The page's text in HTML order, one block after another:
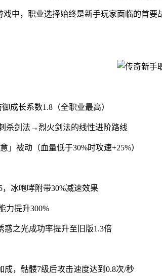
中，职业选择始终是新手玩家面临的首
成长系数1.8（全职业最高）
剑法→烈火剑法的线性进阶路线
」被动（血量低于30%时攻速+25%）
冰咆哮附带30%减速效果
力提升300%
惑之光成功率提升至旧版1.3倍
成，骷髅7级后攻击速度达到0.8次/秒